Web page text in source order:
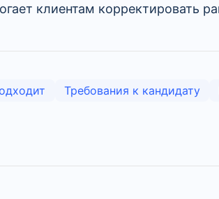
клиентам корректировать
Требования к кандидату